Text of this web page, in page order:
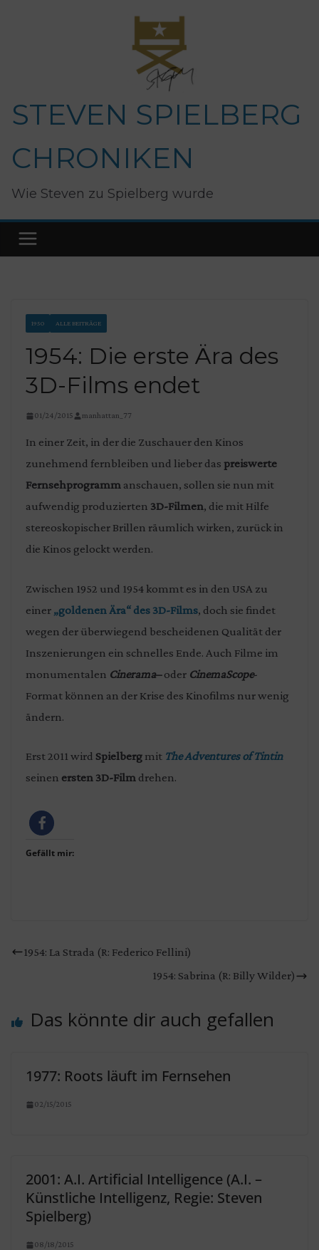
STEVEN SPIELBERG
CHRONIKEN
Wie Steven zu Spielberg wurde
1950 ALLE BEITRÄGE
1954: Die erste Ära des
3D-Films endet
01/24/2015 manhattan_77
In einer Zeit, in der die Zuschauer den Kinos
zunehmend fernbleiben und lieber das preiswerte
Fernsehprogramm anschauen, sollen sie nun mit
aufwendig produzierten 3D-Filmen, die mit Hilfe
stereoskopischer Brillen räumlich wirken, zurück in
die Kinos gelockt werden.
Zwischen 1952 und 1954 kommt es in den USA zu
einer „goldenen Ära“ des 3D-Films, doch sie findet
wegen der überwiegend bescheidenen Qualität der
Inszenierungen ein schnelles Ende. Auch Filme im
monumentalen Cinerama–oder CinemaScope-
Format können an der Krise des Kinofilms nur wenig
ändern.
Erst 2011 wird Spielberg mit The Adventures of Tintin
seinen ersten 3D-Film drehen.
Gefällt mir:
1954: La Strada (R: Federico Fellini)
1954: Sabrina (R: Billy Wilder)
Das könnte dir auch gefallen
1977: Roots läuft im Fernsehen
02/15/2015
2001: A.I. Artificial Intelligence (A.I. –
Künstliche Intelligenz, Regie: Steven
Spielberg)
08/18/2015